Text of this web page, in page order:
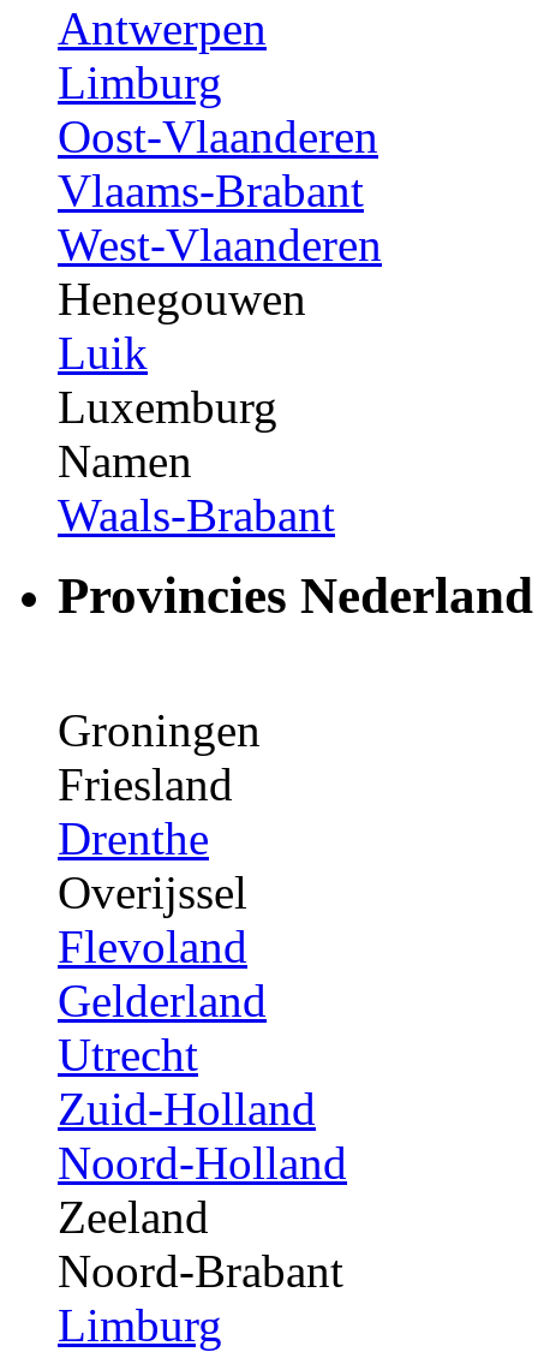
Antwerpen
Limburg
Oost-Vlaanderen
Vlaams-Brabant
West-Vlaanderen
Henegouwen
Luik
Luxemburg
Namen
Waals-Brabant
Provincies Nederland
Groningen
Friesland
Drenthe
Overijssel
Flevoland
Gelderland
Utrecht
Zuid-Holland
Noord-Holland
Zeeland
Noord-Brabant
Limburg